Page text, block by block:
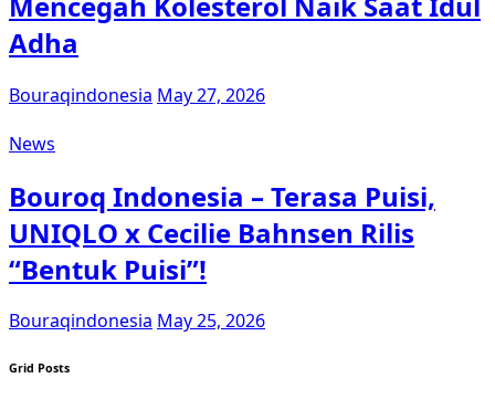
Adha
Bouraqindonesia May 27, 2026
News
Bouroq Indonesia – Terasa Puisi,
UNIQLO x Cecilie Bahnsen Rilis
“Bentuk Puisi”!
Bouraqindonesia May 25, 2026
Grid Posts